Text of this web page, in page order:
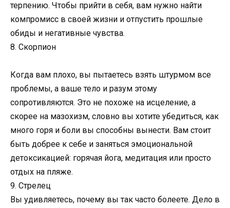
терпению. Чтобы прийти в себя, вам нужно найти
компромисс в своей жизни и отпустить прошлые
обиды и негативные чувства.
8. Скорпион
Когда вам плохо, вы пытаетесь взять штурмом все
проблемы, а ваше тело и разум этому
сопротивляются. Это не похоже на исцеление, а
скорее на мазохизм, словно вы хотите убедиться, как
много горя и боли вы способны вынести. Вам стоит
быть добрее к себе и заняться эмоциональной
детоксикацией: горячая йога, медитация или просто
отдых на пляже.
9. Стрелец
Вы удивляетесь, почему вы так часто болеете. Дело в